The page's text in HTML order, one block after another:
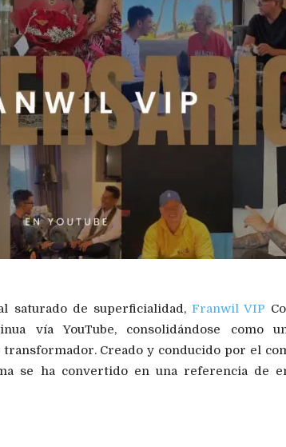
saturado de superficialidad, Franwil VIP
vía YouTube, consolidándose como
Creado y conducido por el
se ha convertido en una referencia de